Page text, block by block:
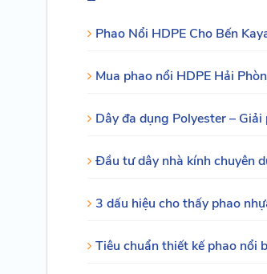
Phao Nổi HDPE Cho Bến
Mua phao nổi HDPE Hải
Dây đa dụng Polyester –
Đầu tư dây nhà kính chuyên
3 dấu hiệu cho thấy phao
Tiêu chuẩn thiết kế phao nổi